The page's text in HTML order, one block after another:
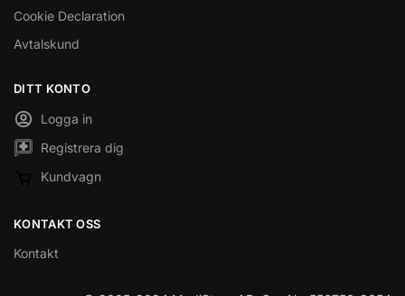
Cookie Declaration
Avtalskund
DITT KONTO
Logga in
Registrera dig
Kundvagn
KONTAKT OSS
Kontakt